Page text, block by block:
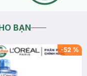
BẠN
-52 %